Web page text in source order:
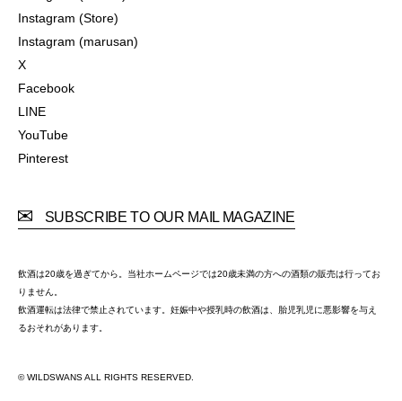
Instagram (Store)
Instagram (marusan)
X
Facebook
LINE
YouTube
Pinterest
SUBSCRIBE TO OUR MAIL MAGAZINE
飲酒は20歳を過ぎてから。当社ホームページでは20歳未満の方への酒類の販売は行ってお
りません。
飲酒運転は法律で禁止されています。妊娠中や授乳時の飲酒は、胎児乳児に悪影響を与え
るおそれがあります。
© WILDSWANS ALL RIGHTS RESERVED.